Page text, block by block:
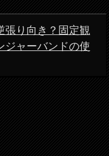
張り向き？固定観
ジャーバンドの使